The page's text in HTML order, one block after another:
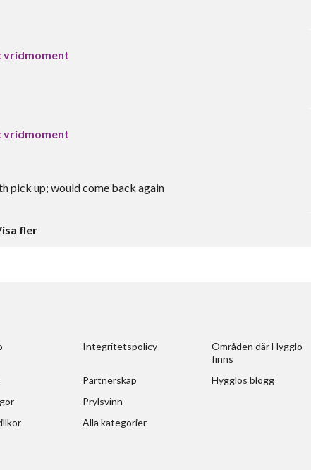
vridmoment
vridmoment
pick up; would come back again
fler
Integritetspolicy
Partnerskap
Prylsvinn
Alla kategorier
Områden där Hygglo
finns
Hygglos blogg